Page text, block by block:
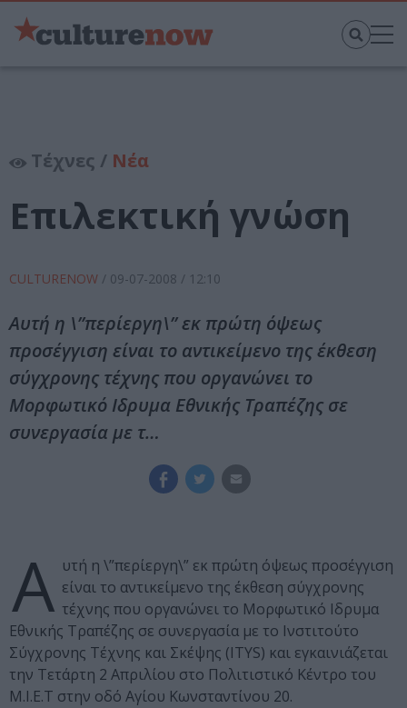
Τέχνες / Νέα
Επιλεκτική γνώση
CULTURENOW / 09-07-2008 / 12:10
Αυτή η \”περίεργη\” εκ πρώτη όψεως
προσέγγιση είναι το αντικείμενο της έκθεση
σύγχρονης τέχνης που οργανώνει το
Μορφωτικό Ιδρυμα Εθνικής Τραπέζης σε
συνεργασία με τ…
Α υτή η \”περίεργη\” εκ πρώτη όψεως προσέγγιση
είναι το αντικείμενο της έκθεση σύγχρονης
τέχνης που οργανώνει το Μορφωτικό Ιδρυμα
Εθνικής Τραπέζης σε συνεργασία με το Ινστιτούτο
Σύγχρονης Τέχνης και Σκέψης (ITYS) και εγκαινιάζεται
την Τετάρτη 2 Απριλίου στο Πολιτιστικό Κέντρο του
Μ.Ι.Ε.Τ στην οδό Αγίου Κωνσταντίνου 20.